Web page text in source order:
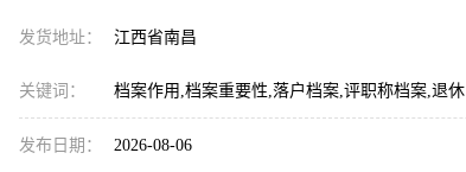
发货地址： 江西省南昌
关键词： 档案作用,档案重要性,落户档案,评职称档案,退休
发布日期： 2026-08-06